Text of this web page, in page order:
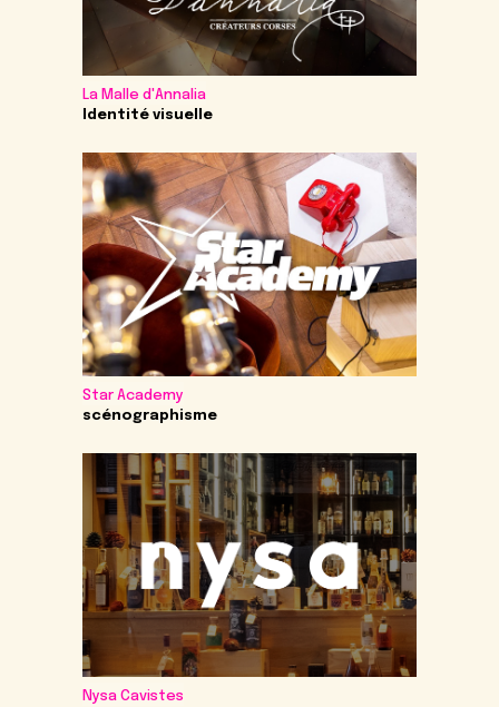
La Malle d'Annalia
Identité visuelle
Star Academy
scénographisme
Nysa Cavistes